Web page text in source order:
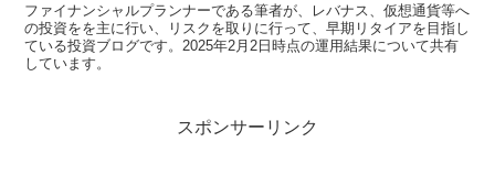
ファイナンシャルプランナーである筆者が、レバナス、仮想通貨等へ
の投資をを主に行い、リスクを取りに行って、早期リタイアを目指し
ている投資ブログです。2025年2月2日時点の運用結果について共有
しています。
スポンサーリンク